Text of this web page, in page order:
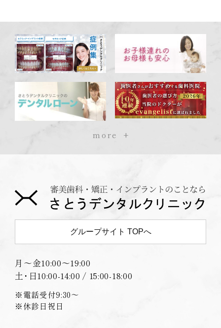
more
グループサイト TOPへ
月〜金10:00〜19:00
土･日10:00-14:00 / 15:00-18:00
※電話受付9:30〜
※休診日祝日